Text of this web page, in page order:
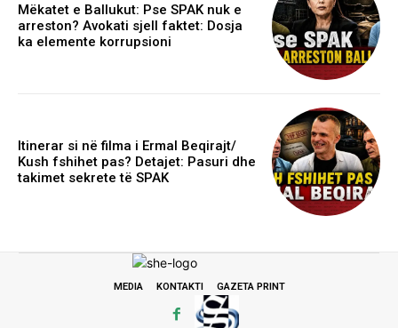
Mëkatet e Ballukut: Pse SPAK nuk e
arreston? Avokati sjell faktet: Dosja
ka elemente korrupsioni
Itinerar si në filma i Ermal Beqirajt/
Kush fshihet pas? Detajet: Pasuri dhe
takimet sekrete të SPAK
MEDIA KONTAKTI GAZETA PRINT